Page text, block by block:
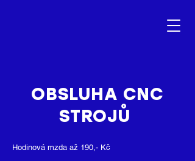
OBSLUHA CNC
STROJŮ
Hodinová mzda až 190,- Kč